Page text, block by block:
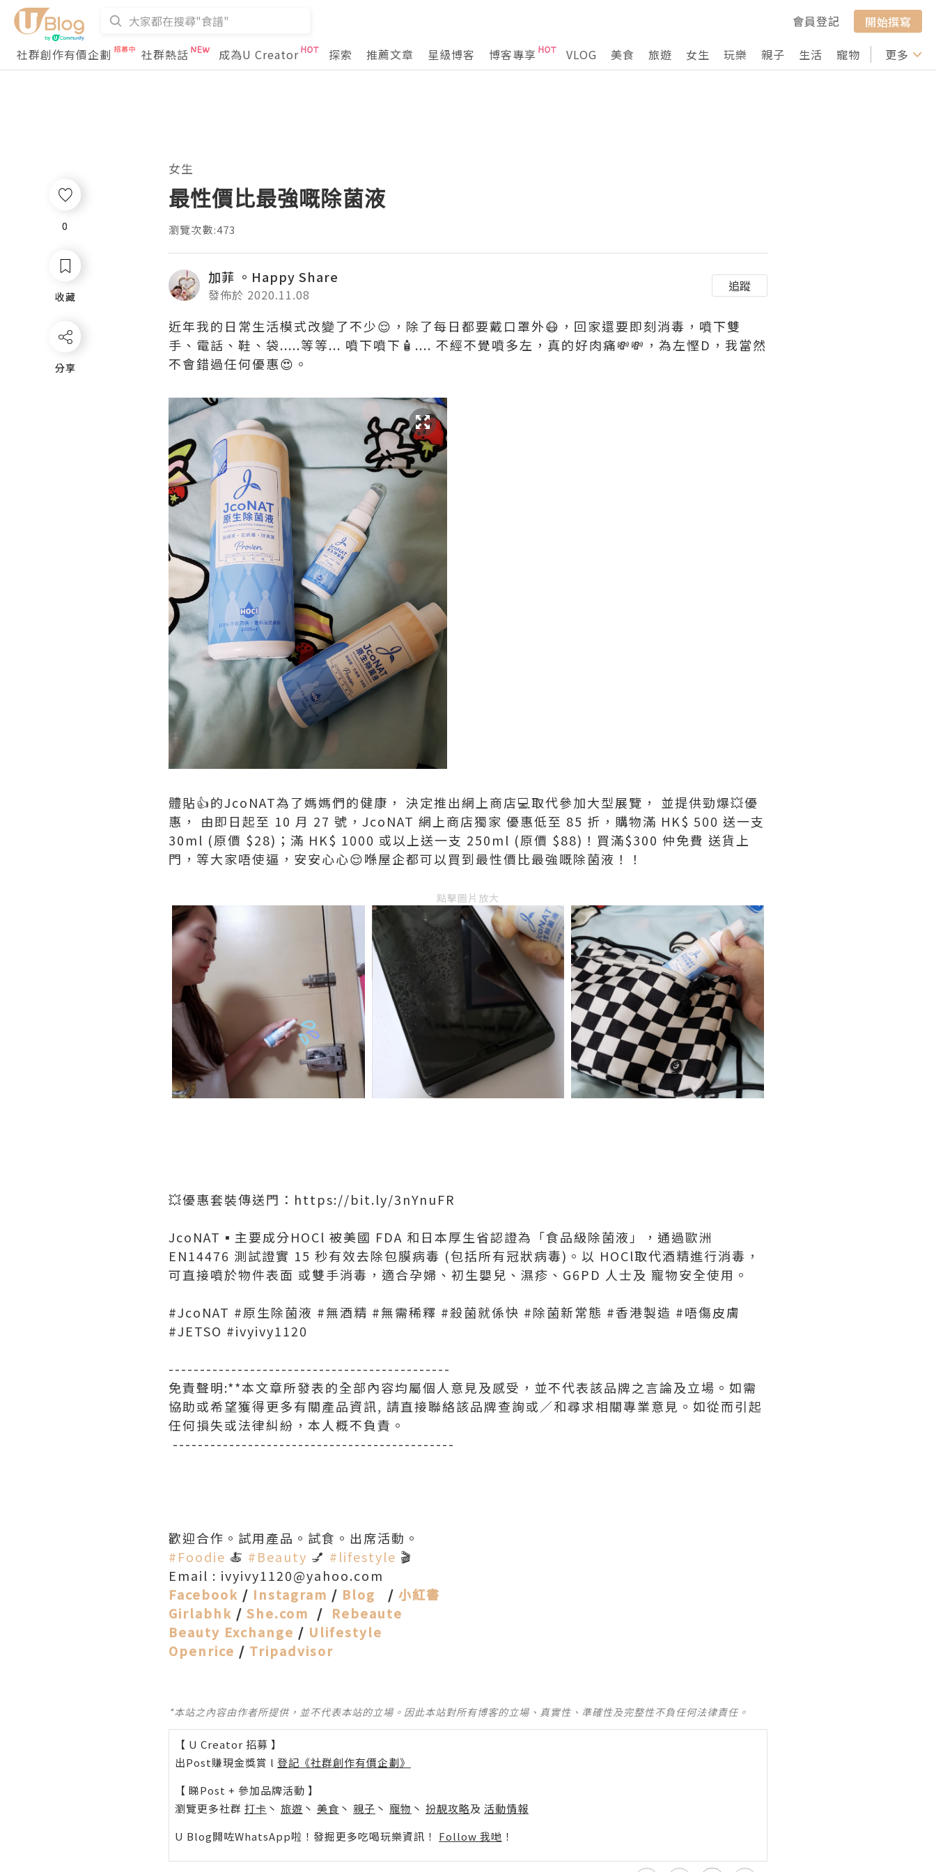
會員登記
開始撰寫
社群創作有價企劃
社群熱話 成為U Creator 探索 推薦文章 星級博客 博客專享 VLOG 美食 旅遊 女生 玩樂 親子 生活 寵物 行山 打卡
更多
0
收藏
分享
女生
最性價比最強嘅除菌液
瀏覽次數:473
加菲 。Happy Share
發佈於 2020.11.08
追蹤
近年我的日常生活模式改變了不少😌，除了每日都要戴口罩外😷，回家還要即刻消毒，噴下雙
手、電話、鞋、袋.....等等... 噴下噴下🧴.... 不經不覺噴多左，真的好肉痛💸💸，為左慳D，我當然
不會錯過任何優惠😍。
體貼👍的JcoNAT為了媽媽們的健康， 決定推出網上商店💻取代參加大型展覽， 並提供勁爆💥優
惠， 由即日起至 10 月 27 號，JcoNAT 網上商店獨家 優惠低至 85 折，購物滿 HK$ 500 送一支
30ml (原價 $28)；滿 HK$ 1000 或以上送一支 250ml (原價 $88)！買滿$300 仲免費 送貨上
門，等大家唔使逼，安安心心😌喺屋企都可以買到最性價比最強嘅除菌液！！
點擊圖片放大
💥優惠套裝傳送門：https://bit.ly/3nYnuFR
JcoNAT▪️主要成分HOCl 被美國 FDA 和日本厚生省認證為「食品級除菌液」，通過歐洲
EN14476 測試證實 15 秒有效去除包膜病毒 (包括所有冠狀病毒)。以 HOCl取代酒精進行消毒，
可直接噴於物件表面 或雙手消毒，適合孕婦、初生嬰兒、濕疹、G6PD 人士及 寵物安全使用。
#JcoNAT #原生除菌液 #無酒精 #無需稀釋 #殺菌就係快 #除菌新常態 #香港製造 #唔傷皮膚
#JETSO #ivyivy1120
---------------------------------------------
免責聲明:**本文章所發表的全部內容均屬個人意見及感受，並不代表該品牌之言論及立場。如需
協助或希望獲得更多有關產品資訊, 請直接聯絡該品牌查詢或∕和尋求相關專業意見。如從而引起
任何損失或法律糾紛，本人概不負責。
---------------------------------------------
歡迎合作。試用產品。試食。出席活動。
#Foodie 🍝 #Beauty 💅 #lifestyle 🎬
Email : ivyivy1120@yahoo.com
Facebook / Instagram / Blog / 小紅書
Girlabhk / She.com / Rebeaute
Beauty Exchange / Ulifestyle
Openrice / Tripadvisor
*本站之內容由作者所提供，並不代表本站的立場。因此本站對所有博客的立場、真實性、準確性及完整性不負任何法律責任。
【 U Creator 招募 】
出Post賺現金獎賞 l 登記《社群創作有價企劃》
【 睇Post + 參加品牌活動 】
瀏覽更多社群 打卡 丶 旅遊 丶 美食 丶 親子 丶 寵物 丶 扮靚攻略及 活動情報
U Blog開咗WhatsApp啦！發掘更多吃喝玩樂資訊！ Follow 我哋 ！
0
收藏
分享